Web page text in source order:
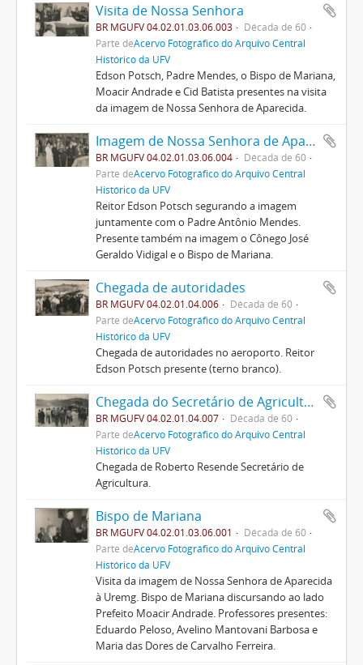
Visita de Nossa Senhora
BR MGUFV 04.02.01.03.06.003
Década de 60
Parte deAcervo Fotográfico do Arquivo Central
Histórico da UFV
Edson Potsch, Padre Mendes, o Bispo de Mariana,
Moacir Andrade e Cid Batista presentes na visita
da imagem de Nossa Senhora de Aparecida.
Imagem de Nossa Senhora de Aparecida
BR MGUFV 04.02.01.03.06.004
Década de 60
Parte deAcervo Fotográfico do Arquivo Central
Histórico da UFV
Reitor Edson Potsch segurando a imagem
juntamente com o Padre Antônio Mendes.
Presente também na imagem o Cônego José
Geraldo Vidigal e o Bispo de Mariana.
Chegada de autoridades
BR MGUFV 04.02.01.04.006
Década de 60
Parte deAcervo Fotográfico do Arquivo Central
Histórico da UFV
Chegada de autoridades no aeroporto. Reitor
Edson Potsch presente (terno branco).
Chegada do Secretário de Agricultura de MG, Roberto Resende no Campo de Viação da Uremg
BR MGUFV 04.02.01.04.007
Década de 60
Parte deAcervo Fotográfico do Arquivo Central
Histórico da UFV
Chegada de Roberto Resende Secretário de
Agricultura.
Bispo de Mariana
BR MGUFV 04.02.01.03.06.001
Década de 60
Parte deAcervo Fotográfico do Arquivo Central
Histórico da UFV
Visita da imagem de Nossa Senhora de Aparecida
à Uremg. Bispo de Mariana discursando ao lado
Prefeito Moacir Andrade. Professores presentes:
Eduardo Peloso, Avelino Mantovani Barbosa e
Maria das Dores de Carvalho Ferreira.